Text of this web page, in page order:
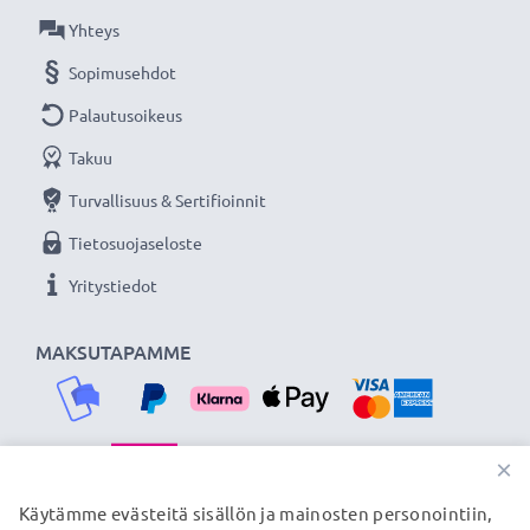
verkkokauppa, joka tarjoaa laadukkaita tuotteita, ja
siksi tarjoamme 36 kuukauden takuun!
MAKSUTAPAMME
Yhteys
Sopimusehdot
Palautusoikeus
Takuu
Turvallisuus & Sertifioinnit
Tietosuojaseloste
Yritystiedot
TOIMITUSKUMPPANIMME
×
Käytämme evästeitä sisällön ja mainosten personointiin,